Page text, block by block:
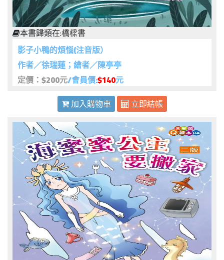
本書歸類在:橋樑書
影子小鴨的煩惱(注音版）
作者／徐瑞蓮；繪者／陳亭亭
定價：$200元/會員價:$140元
加入購物車
立即結帳